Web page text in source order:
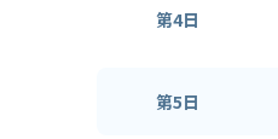
第4日
第5日